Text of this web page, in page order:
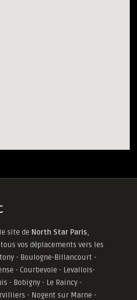
site de North Star Paris,
vos déplacements vers les
- Boulogne-Billancourt -
- Courbevoie - Levallois-
- Bobigny - Le Raincy -
- Nogent sur Marne -